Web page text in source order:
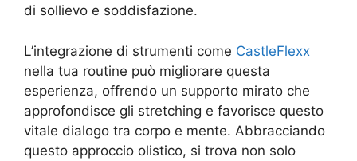
di sollievo e soddisfazione.
L’integrazione di strumenti come CastleFlexx
nella tua routine può migliorare questa
esperienza, offrendo un supporto mirato che
approfondisce gli stretching e favorisce questo
vitale dialogo tra corpo e mente. Abbracciando
questo approccio olistico, si trova non solo